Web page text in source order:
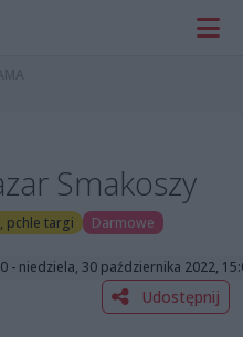
Smakoszy
pchle targi
Darmowe
- niedziela, 30 października 2022,
Udostępnij